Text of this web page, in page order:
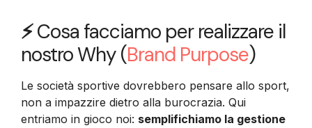
⚡Cosa facciamo per realizzare il
nostro Why (Brand Purpose)
Le società sportive dovrebbero pensare allo sport,
non a impazzire dietro alla burocrazia. Qui
entriamo in gioco noi: semplifichiamo la gestione